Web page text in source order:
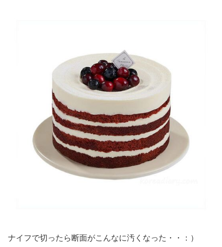
ナイフで切ったら断面がこんなに汚くなった・・：）